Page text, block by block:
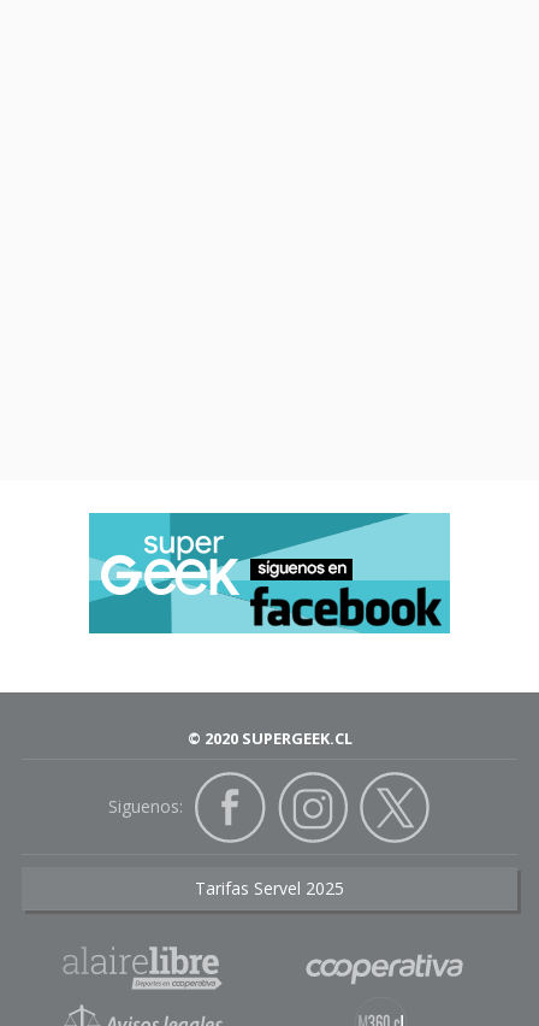
© 2020 SUPERGEEK.CL
Siguenos:
Tarifas Servel 2025